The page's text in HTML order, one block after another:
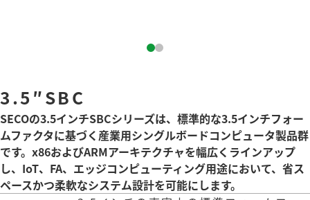
3.5″SBC
SECOの3.5インチSBCシリーズは、標準的な3.5インチフォー
ムファクタに基づく産業用シングルボードコンピュータ製品群
です。x86およびARMアーキテクチャを幅広くラインアップ
し、IoT、FA、エッジコンピューティング用途において、省ス
ペースかつ柔軟なシステム設計を可能にします。